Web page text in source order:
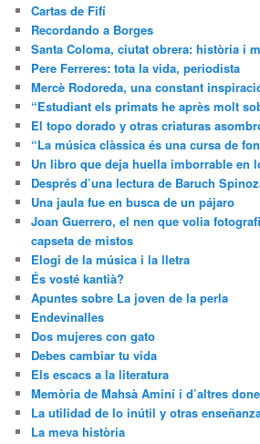
Cartas de Fifí
Recordando a Borges
Santa Coloma, ciutat obrera: història i
Pere Ferreres: tota la vida, periodista
Mercè Rodoreda, una constant
“Estudiant els primats he après molt
El topo dorado y otras criaturas
“La música clàssica és una cursa de
Un libro que deja huella imborrable en
Després d’una lectura de Baruch
Una jaula fue en busca de un pájaro
Joan Guerrero, el nen que volia
capseta de mistos
Elogi de la música i la lletra
És vosté kantià?
Apuntes sobre La joven de la perla
Endevinalles
Dos mujeres con gato
Debes cambiar tu vida
Els escacs a la literatura
Memòria de Mahsà Aminí i d’altres
La utilidad de lo inútil y otras
La meva història